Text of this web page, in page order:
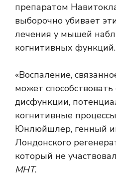
препаратом
выборочно убивает
лечения у мышей
когнитивных функций.
«Воспаление,
может способствовать
дисфункции,
когнитивные
Юнлюйшлер, генный
Лондонского
который не
МНТ.